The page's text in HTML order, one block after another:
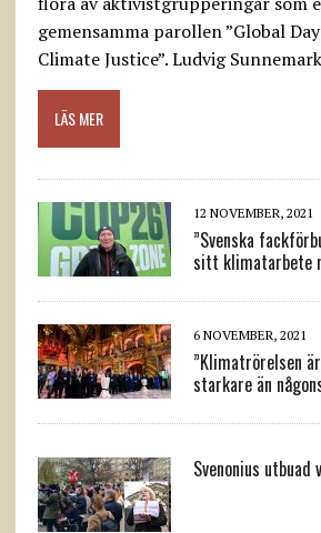
gemensamma parollen ”Global
Climate Justice”. Ludvig
LÄS MER
12 NOVEMBER, 2021
”Svenska
sitt klimatarbete
6 NOVEMBER, 2021
”Klimatrörelsen
starkare än
Svenonius